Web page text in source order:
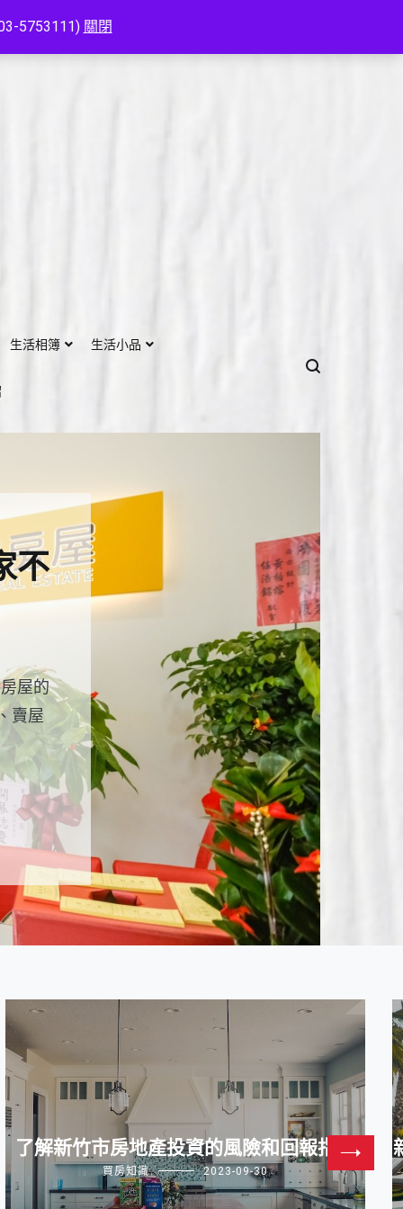
5753111) 關閉
生活相簿 生活小品
不
屋的
賣屋
了解新竹市房地產投資的風險和回報指標
買房知識 2023-09-30